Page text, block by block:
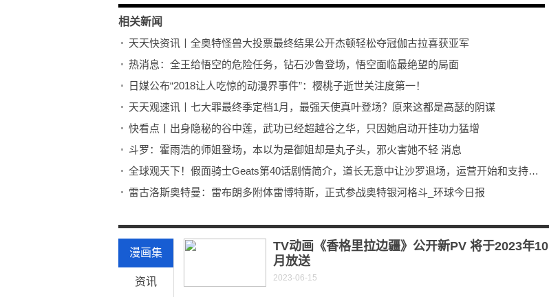
相关新闻
天天快资讯丨全奥特怪兽大投票最终结果公开杰顿轻松夺冠伽古拉喜获亚军
热消息：全王给悟空的危险任务，钻石沙鲁登场，悟空面临最绝望的局面
日媒公布“2018让人吃惊的动漫界事件”：樱桃子逝世关注度第一！
天天观速讯丨七大罪最终季定档1月，最强天使真叶登场？原来这都是高瑟的阴谋
快看点丨出身隐秘的谷中莲，武功已经超越谷之华，只因她启动开挂功力猛增
斗罗：霍雨浩的师姐登场，本以为是御姐却是丸子头，邪火害她不轻 消息
全球观天下！假面骑士Geats第40话剧情简介，道长无意中让沙罗退场，运营开始和支持方合作
雷古洛斯奥特曼：雷布朗多附体雷博特斯，正式参战奥特银河格斗_环球今日报
漫画集
资讯
TV动画《香格里拉边疆》公开新PV 将于2023年10
月放送
2023-06-15